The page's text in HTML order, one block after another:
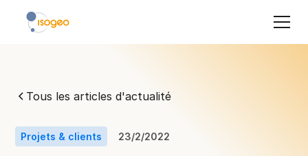
Tous les articles d'actualité
Projets & clients 23/2/2022